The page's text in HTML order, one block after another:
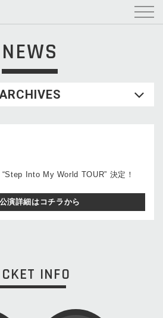
NEWS
Into My World TOUR” 決定！
演詳細はコチラから
INFO